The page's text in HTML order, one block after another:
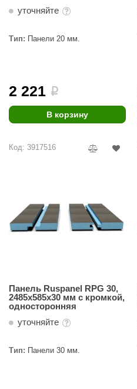
уточняйте
Тип: Панели 20 мм.
2 221 i
В корзину
Код: 3917516
Панель Ruspanel RPG 30,
2485х585х30 мм с кромкой,
односторонняя
уточняйте
Тип: Панели 30 мм.